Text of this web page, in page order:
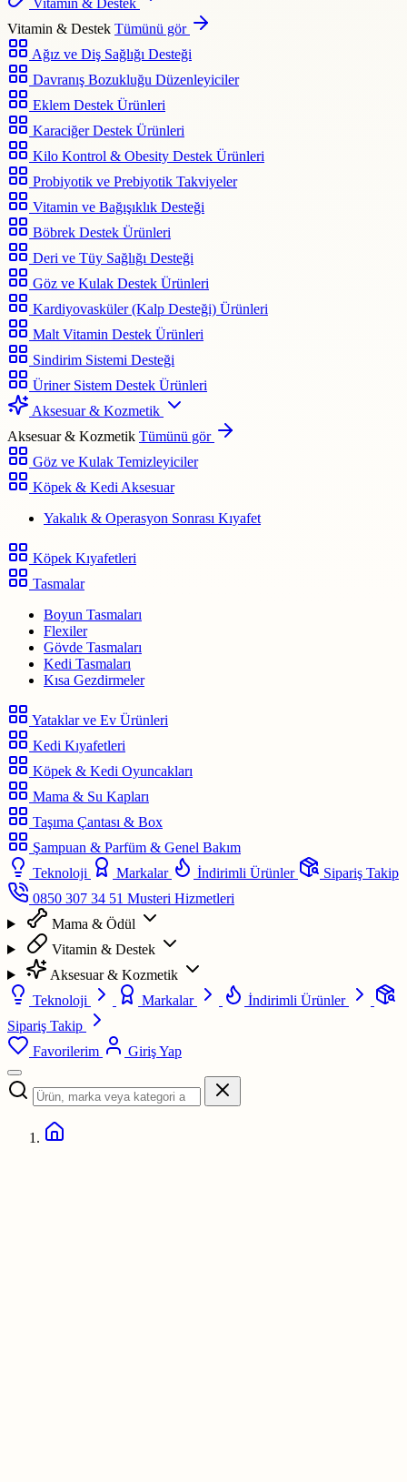
Vitamin & Destek
Vitamin & Destek Tümünü gör
Ağız ve Diş Sağlığı Desteği
Davranış Bozukluğu Düzenleyiciler
Eklem Destek Ürünleri
Karaciğer Destek Ürünleri
Kilo Kontrol & Obesity Destek Ürünleri
Probiyotik ve Prebiyotik Takviyeler
Vitamin ve Bağışıklık Desteği
Böbrek Destek Ürünleri
Deri ve Tüy Sağlığı Desteği
Göz ve Kulak Destek Ürünleri
Kardiyovasküler (Kalp Desteği) Ürünleri
Malt Vitamin Destek Ürünleri
Sindirim Sistemi Desteği
Üriner Sistem Destek Ürünleri
Aksesuar & Kozmetik
Aksesuar & Kozmetik Tümünü gör
Göz ve Kulak Temizleyiciler
Köpek & Kedi Aksesuar
Yakalık & Operasyon Sonrası Kıyafet
Köpek Kıyafetleri
Tasmalar
Boyun Tasmaları
Flexiler
Gövde Tasmaları
Kedi Tasmaları
Kısa Gezdirmeler
Yataklar ve Ev Ürünleri
Kedi Kıyafetleri
Köpek & Kedi Oyuncakları
Mama & Su Kapları
Taşıma Çantası & Box
Şampuan & Parfüm & Genel Bakım
Teknoloji
Markalar İndirimli Ürünler
Sipariş Takip
0850 307 34 51 Musteri Hizmetleri
Mama & Ödül
Vitamin & Destek
Aksesuar & Kozmetik
Teknoloji
Markalar
İndirimli Ürünler
Sipariş Takip
Favorilerim
Giriş Yap